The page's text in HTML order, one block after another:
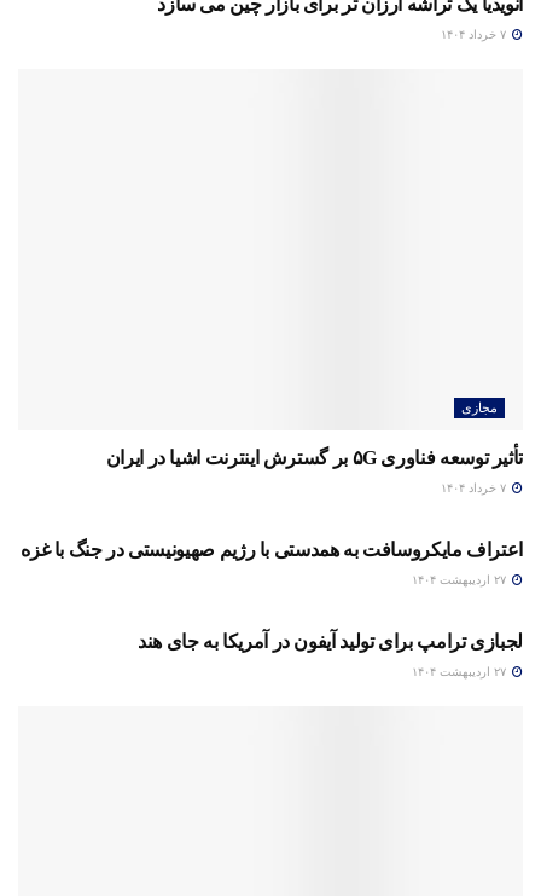
انویدیا یک تراشه ارزان تر برای بازار چین می سازد
مجازی
تأثیر توسعه فناوری ۵G بر گسترش اینترنت اشیا در ایران
مجازی
اعتراف مایکروسافت به همدستی با رژیم صهیونیستی در جنگ با غزه
مجازی
لجبازی ترامپ برای تولید آیفون در آمریکا به جای هند